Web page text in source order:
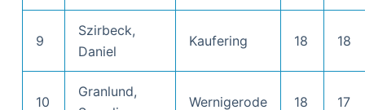
9
Szirbeck,
Daniel
Kaufering 18 18
10
Granlund,
Wernigerode 18 17